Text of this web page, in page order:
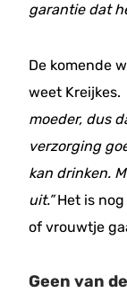
garantie dat
De komende
weet Kreijkes.
moeder, dus
verzorging
kan drinken.
uit.”Het is
of vrouwtje
Geen van